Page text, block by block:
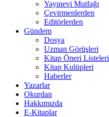
Yayınevi Mutfağı
Çevirmenlerden
Editörlerden
Gündem
Dosya
Uzman Görüşleri
Kitap Öneri Listeleri
Kitap Kulüpleri
Haberler
Yazarlar
Okurdan
Hakkımızda
E-Kitaplar